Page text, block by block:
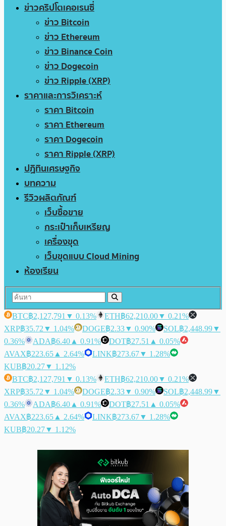
ข่าวคริปโตเคอเรนซี่
ข่าว Bitcoin
ข่าว Ethereum
ข่าว Binance Coin
ข่าว Dogecoin
ข่าว Ripple (XRP)
ราคาและการวิเคราะห์
ราคา Bitcoin
ราคา Ethereum
ราคา Dogecoin
ราคา Ripple (XRP)
ปฏิทินเศรษฐกิจ
บทความ
รีวิวผลิตภัณฑ์
เว็บซื้อขาย
กระเป๋าเก็บเหรียญ
เครื่องขุด
เว็บขุดแบบ Cloud Mining
ห้องเรียน
BTC฿2,127,791 ▼ 0.13% ETH฿62,210.00▼ 0.21%
XRP฿35.72 ▼ 1.04% DOGE฿2.33▼ 0.90% SOL฿2,448.99▼
0.36%
ADA฿6.40 ▲ 0.91% DOT฿27.51 ▲ 0.05%
AVAX฿223.65 ▲ 2.64% LINK฿273.67▼ 1.28%
KUB฿20.27▼ 1.12%
BTC฿2,127,791 ▼ 0.13% ETH฿62,210.00▼ 0.21%
XRP฿35.72 ▼ 1.04% DOGE฿2.33▼ 0.90% SOL฿2,448.99▼
0.36%
ADA฿6.40 ▲ 0.91% DOT฿27.51 ▲ 0.05%
AVAX฿223.65 ▲ 2.64% LINK฿273.67▼ 1.28%
KUB฿20.27▼ 1.12%